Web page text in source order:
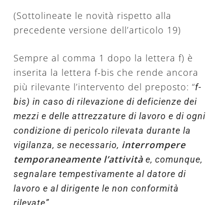
(Sottolineate le novità rispetto alla
precedente versione dell’articolo 19)
Sempre al comma 1 dopo la lettera f) è
inserita la lettera f-bis che rende ancora
più rilevante l’intervento del preposto: “f-
bis) in caso di rilevazione di deficienze dei
mezzi e delle attrezzature di lavoro e di ogni
condizione di pericolo rilevata durante la
vigilanza, se necessario, interrompere
temporaneamente l’attivitàe, comunque,
segnalare tempestivamente al datore di
lavoro e al dirigente le non conformità